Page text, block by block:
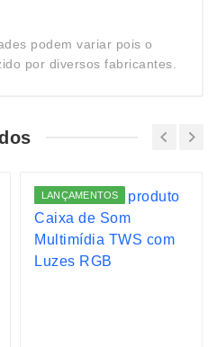
podem variar pois o
por diversos fabricantes.
LANÇAMENTOS